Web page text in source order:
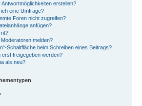
erstellen?
eine Umfrage?
Foren nicht zugreifen?
anfügen?
melden?
Schaltfläche beim Schreiben eines Beitrags?
freigegeben werden?
als neu?